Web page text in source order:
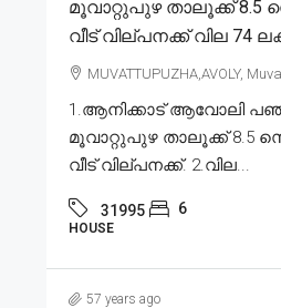
മൂവാറ്റുപുഴ താലൂക്ക് 8.5
വീട് വില്പനക്ക് വില 74
MUVATTUPUZHA,AVOLY,
1.ആനിക്കാട് ആവോലി
മൂവാറ്റുപുഴ താലൂക്ക് 8.5
വീട് വില്പനക്ക്. 2.വില...
31995 6
HOUSE
57 years ago